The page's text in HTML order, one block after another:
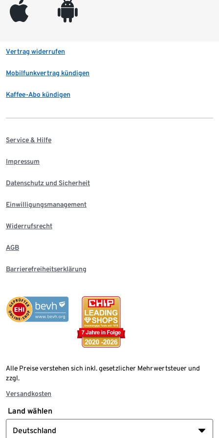
appleinc android
Vertrag widerrufen
Mobilfunkvertrag kündigen
Kaffee-Abo kündigen
Service & Hilfe
Impressum
Datenschutz und Sicherheit
Einwilligungsmanagement
Widerrufsrecht
AGB
Barrierefreiheitserklärung
Alle Preise verstehen sich inkl. gesetzlicher Mehrwertsteuer und
zzgl.
Versandkosten
Land wählen
Deutschland